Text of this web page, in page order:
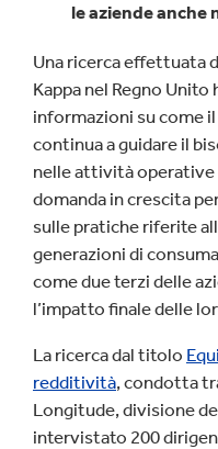
le aziende anche
Una ricerca effettuata
Kappa nel Regno
informazioni su come
continua a guidare il
nelle attività operative
domanda in crescita
sulle pratiche riferite
generazioni di
come due terzi delle
l’impatto finale delle
La ricerca dal titolo
redditività, condotta
Longitude, divisione
intervistato 200